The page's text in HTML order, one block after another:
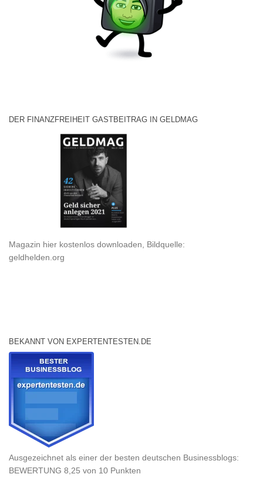
DER FINANZFREIHEIT GASTBEITRAG IN GELDMAG
Magazin hier kostenlos downloaden, Bildquelle:
geldhelden.org
BEKANNT VON EXPERTENTESTEN.DE
Ausgezeichnet als einer der besten deutschen Businessblogs:
BEWERTUNG 8,25 von 10 Punkten